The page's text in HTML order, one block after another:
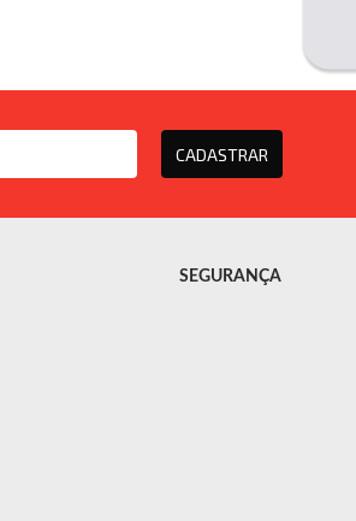
CADASTRAR
SEGURANÇA